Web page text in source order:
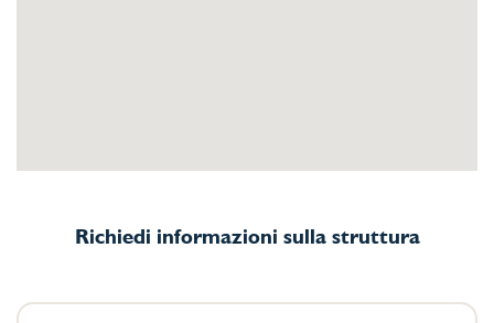
Richiedi informazioni sulla struttura